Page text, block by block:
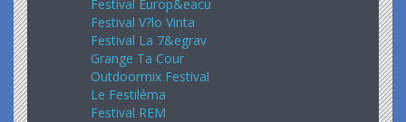
Festival Europ&eacu
Festival V?lo Vinta
Festival La 7&egrav
Grange Ta Cour
Outdoormix Festival
Le Festiléma
Festival REM